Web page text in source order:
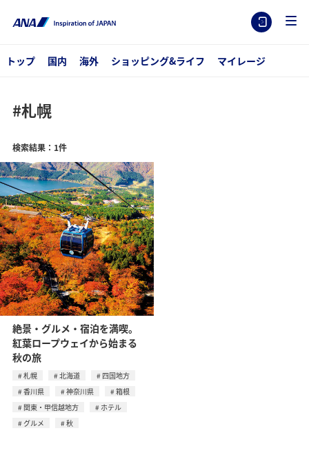
トップ 国内 海外 ショッピング&ライフ マイレージ
#札幌
検索結果：1件
絶景・グルメ・宿泊を満喫。
紅葉ロープウェイから始まる
秋の旅
札幌 北海道
四国地方
香川県
神奈川県
箱根
関東・甲信越地方
ホテル
グルメ
秋